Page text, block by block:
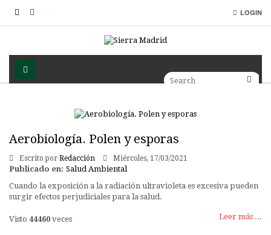
LOGIN
Aerobiología. Polen y esporas
Escrito por Redacción Miércoles, 17/03/2021
Publicado en: Salud Ambiental
Cuando la exposición a la radiación ultravioleta es excesiva pueden
surgir efectos perjudiciales para la salud.
Leer más ...
Visto 44460 veces